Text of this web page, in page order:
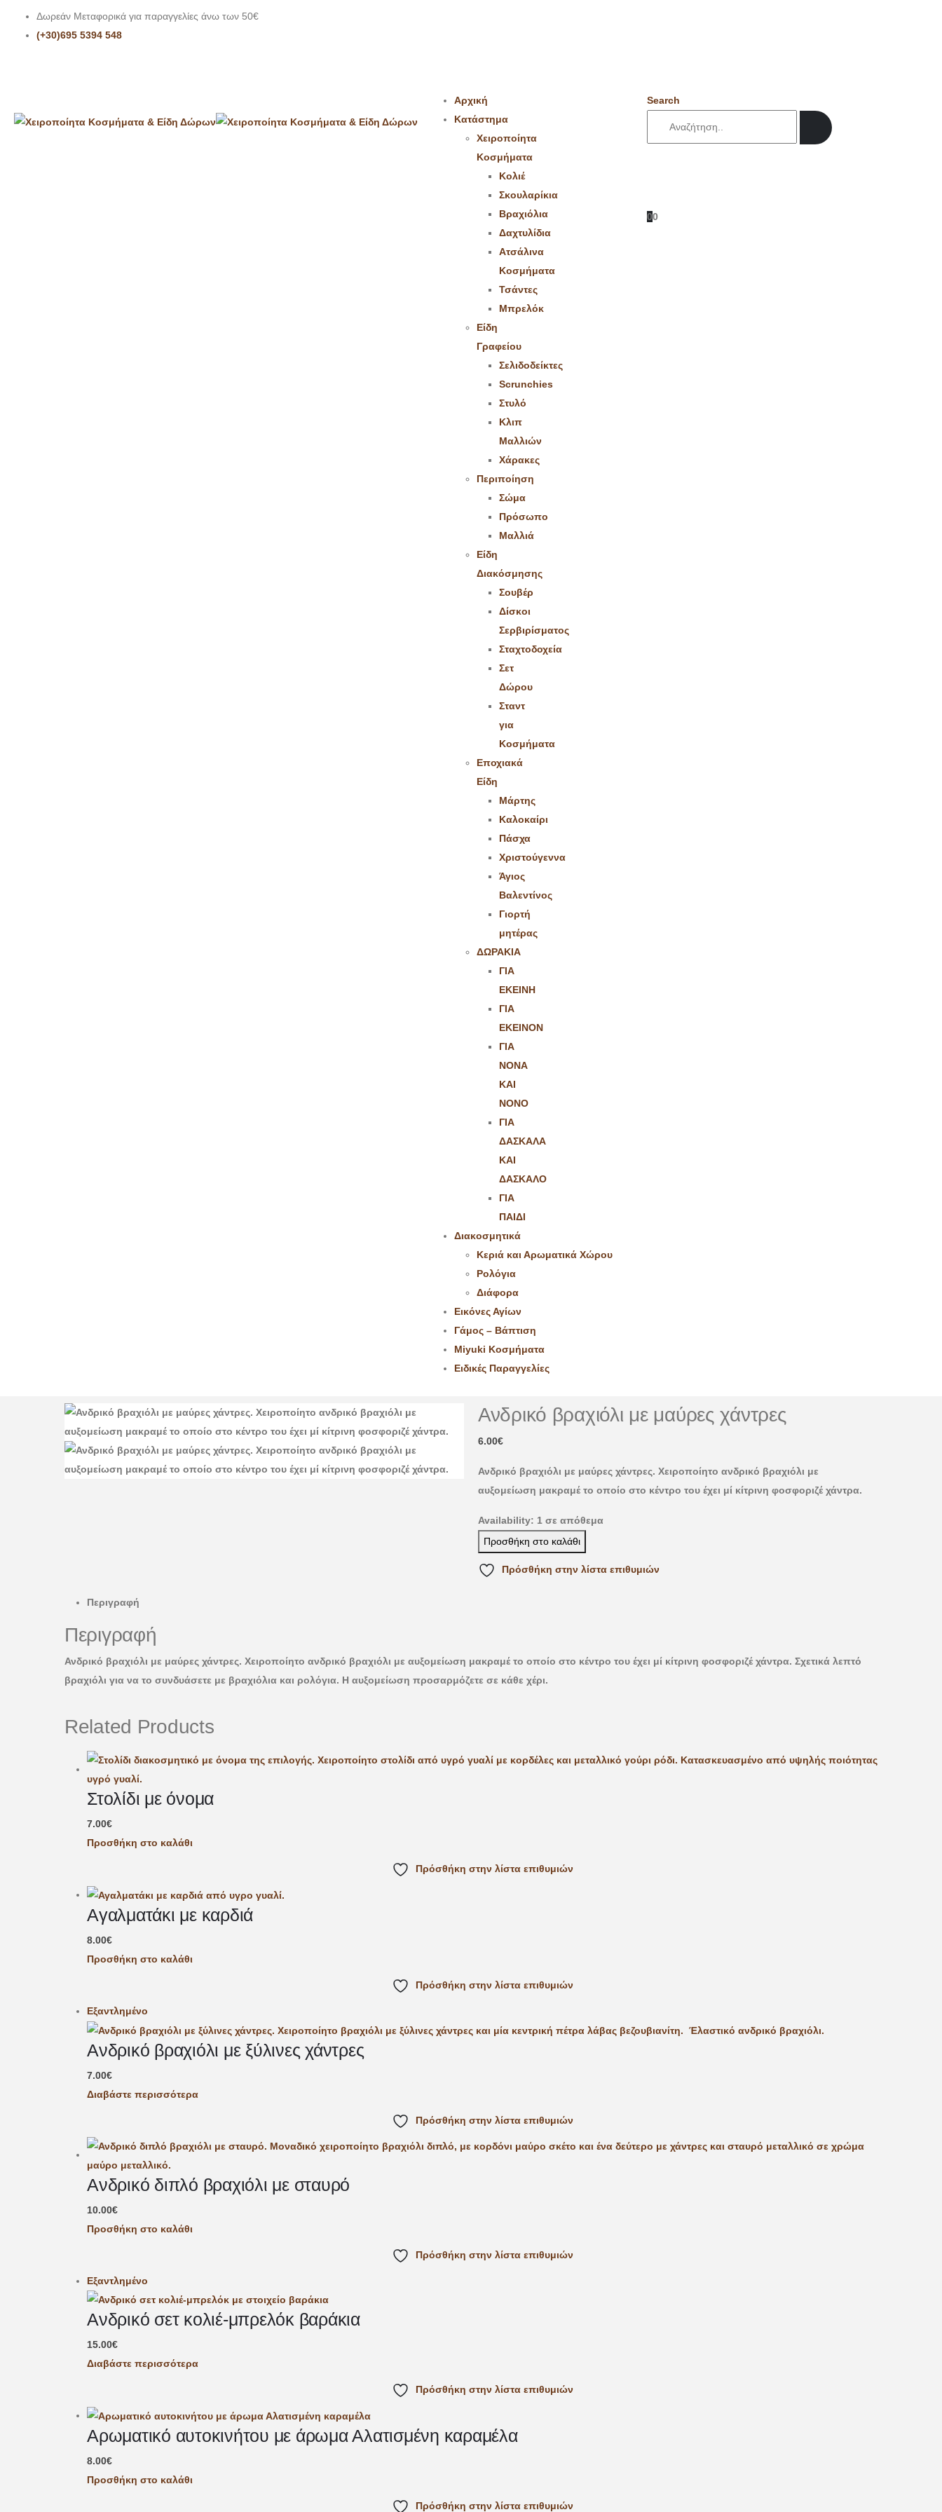
Δωρεάν Μεταφορικά για παραγγελίες άνω των 50€
(+30)695 5394 548
Αρχική
Κατάστημα
Χειροποίητα
Κοσμήματα
Κολιέ
Σκουλαρίκια
Βραχιόλια
Δαχτυλίδια
Ατσάλινα
Κοσμήματα
Τσάντες
Μπρελόκ
Είδη
Γραφείου
Σελιδοδείκτες
Scrunchies
Στυλό
Κλιπ
Μαλλιών
Χάρακες
Περιποίηση
Σώμα
Πρόσωπο
Μαλλιά
Είδη
Διακόσμησης
Σουβέρ
Δίσκοι
Σερβιρίσματος
Σταχτοδοχεία
Σετ
Δώρου
Σταντ
για
Κοσμήματα
Εποχιακά
Είδη
Μάρτης
Καλοκαίρι
Πάσχα
Χριστούγεννα
Άγιος
Βαλεντίνος
Γιορτή
μητέρας
ΔΩΡΑΚΙΑ
ΓΙΑ
ΕΚΕΙΝΗ
ΓΙΑ
ΕΚΕΙΝΟΝ
ΓΙΑ
ΝΟΝΑ
ΚΑΙ
ΝΟΝΟ
ΓΙΑ
ΔΑΣΚΑΛΑ
ΚΑΙ
ΔΑΣΚΑΛΟ
ΓΙΑ
ΠΑΙΔΙ
Διακοσμητικά
Κεριά και Αρωματικά Χώρου
Ρολόγια
Διάφορα
Εικόνες Αγίων
Γάμος – Βάπτιση
Miyuki Κοσμήματα
Ειδικές Παραγγελίες
Search
00
Ανδρικό βραχιόλι με μαύρες χάντρες
6.00€
Ανδρικό βραχιόλι με μαύρες χάντρες. Χειροποίητο ανδρικό βραχιόλι με
αυξομείωση μακραμέ το οποίο στο κέντρο του έχει μί κίτρινη φοσφοριζέ χάντρα.
Availability: 1 σε απόθεμα
Προσθήκη στο καλάθι
Πρόσθήκη στην λίστα επιθυμιών
Περιγραφή
Περιγραφή
Ανδρικό βραχιόλι με μαύρες χάντρες. Χειροποίητο ανδρικό βραχιόλι με αυξομείωση μακραμέ το οποίο στο κέντρο του έχει μί κίτρινη φοσφοριζέ χάντρα. Σχετικά λεπτό
βραχιόλι για να το συνδυάσετε με βραχιόλια και ρολόγια. Η αυξομείωση προσαρμόζετε σε κάθε χέρι.
Related Products
Στολίδι με όνομα
7.00€
Προσθήκη στο καλάθι
Πρόσθήκη στην λίστα επιθυμιών
Αγαλματάκι με καρδιά
8.00€
Προσθήκη στο καλάθι
Πρόσθήκη στην λίστα επιθυμιών
Εξαντλημένο
Ανδρικό βραχιόλι με ξύλινες χάντρες
7.00€
Διαβάστε περισσότερα
Πρόσθήκη στην λίστα επιθυμιών
Ανδρικό διπλό βραχιόλι με σταυρό
10.00€
Προσθήκη στο καλάθι
Πρόσθήκη στην λίστα επιθυμιών
Εξαντλημένο
Ανδρικό σετ κολιέ-μπρελόκ βαράκια
15.00€
Διαβάστε περισσότερα
Πρόσθήκη στην λίστα επιθυμιών
Αρωματικό αυτοκινήτου με άρωμα Αλατισμένη καραμέλα
8.00€
Προσθήκη στο καλάθι
Πρόσθήκη στην λίστα επιθυμιών